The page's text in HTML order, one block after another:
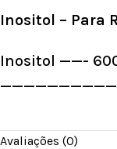
Inositol – Para
Inositol ——-
——————————-
Avaliações (0)